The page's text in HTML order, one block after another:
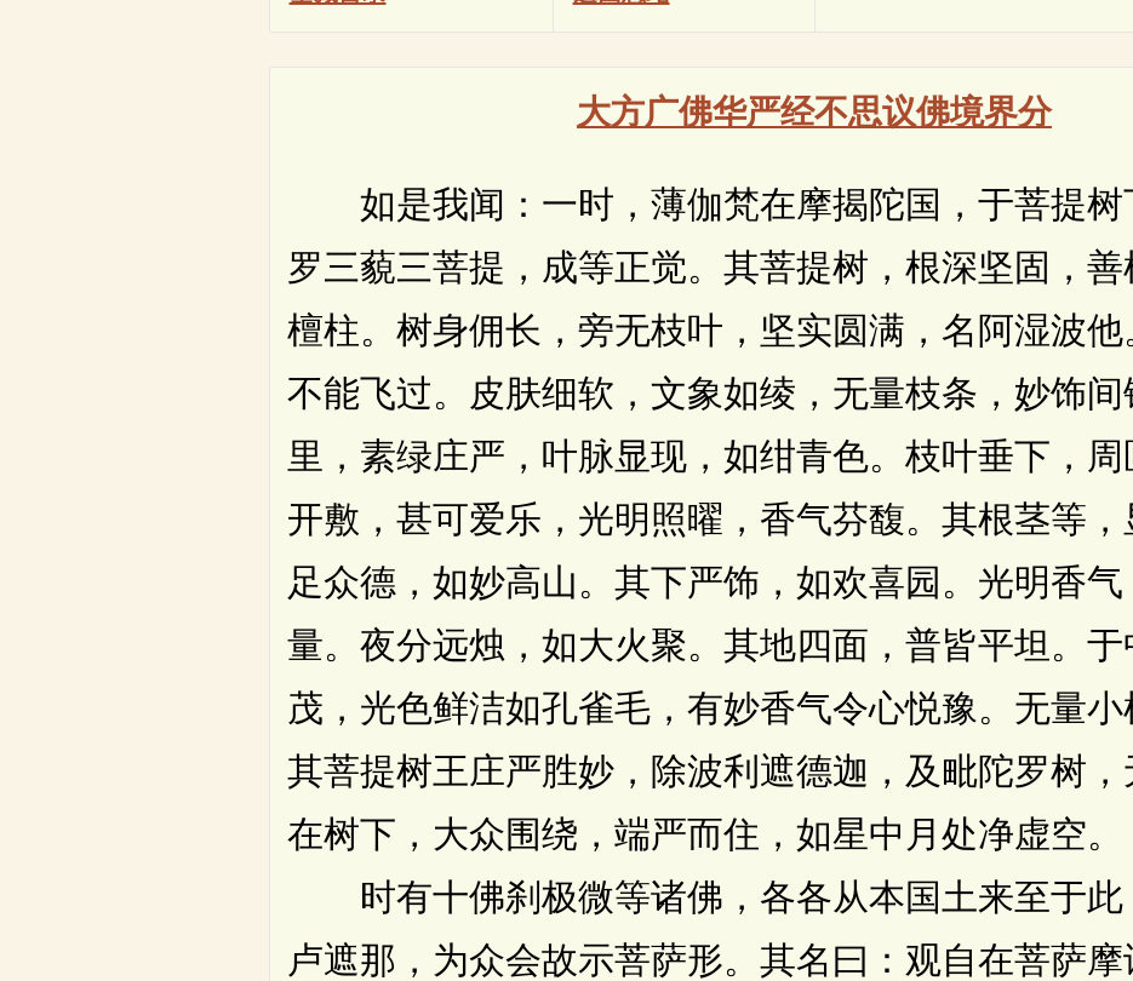
大方广佛华严经不思议佛境界分
如是我闻：一时，薄伽梵在摩揭陀国，于菩提树
罗三藐三菩提，成等正觉。其菩提树，根深坚固，
檀柱。树身佣长，旁无枝叶，坚实圆满，名阿湿波他
不能飞过。皮肤细软，文象如绫，无量枝条，妙饰
里，素绿庄严，叶脉显现，如绀青色。枝叶垂下，
开敷，甚可爱乐，光明照曜，香气芬馥。其根茎等
足众德，如妙高山。其下严饰，如欢喜园。光明香
量。夜分远烛，如大火聚。其地四面，普皆平坦。
茂，光色鲜洁如孔雀毛，有妙香气令心悦豫。无量小
其菩提树王庄严胜妙，除波利遮德迦，及毗陀罗树
在树下，大众围绕，端严而住，如星中月处净虚空。
时有十佛刹极微等诸佛，各各从本国土来至于此
卢遮那，为众会故示菩萨形。其名曰：观自在菩萨